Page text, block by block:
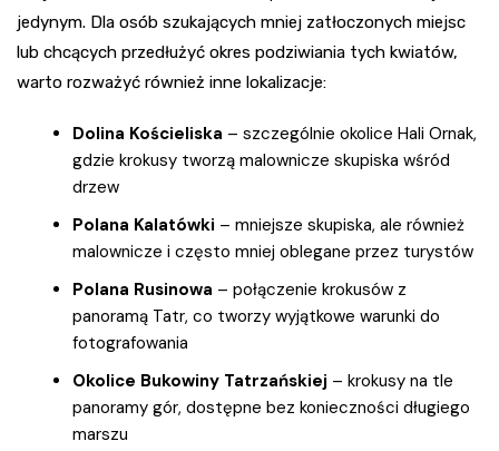
jedynym. Dla osób szukających mniej zatłoczonych miejsc
lub chcących przedłużyć okres podziwiania tych kwiatów,
warto rozważyć również inne lokalizacje:
Dolina Kościeliska – szczególnie okolice Hali Ornak,
gdzie krokusy tworzą malownicze skupiska wśród
drzew
Polana Kalatówki – mniejsze skupiska, ale również
malownicze i często mniej oblegane przez turystów
Polana Rusinowa – połączenie krokusów z
panoramą Tatr, co tworzy wyjątkowe warunki do
fotografowania
Okolice Bukowiny Tatrzańskiej – krokusy na tle
panoramy gór, dostępne bez konieczności długiego
marszu